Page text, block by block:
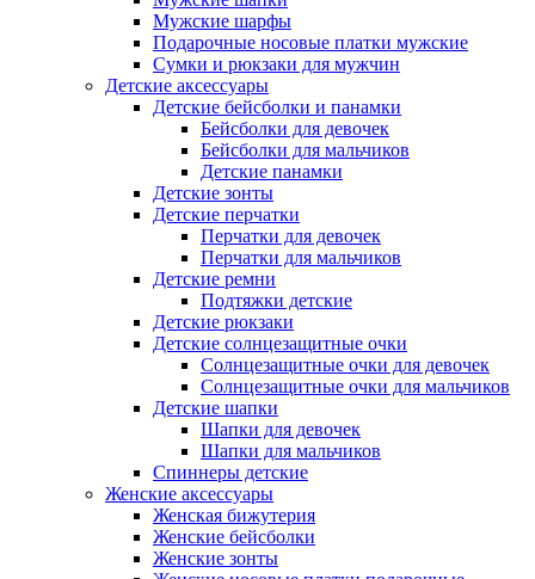
Мужские шарфы
Подарочные носовые платки мужские
Сумки и рюкзаки для мужчин
Детские аксессуары
Детские бейсболки и панамки
Бейсболки для девочек
Бейсболки для мальчиков
Детские панамки
Детские зонты
Детские перчатки
Перчатки для девочек
Перчатки для мальчиков
Детские ремни
Подтяжки детские
Детские рюкзаки
Детские солнцезащитные очки
Солнцезащитные очки для девочек
Солнцезащитные очки для мальчиков
Детские шапки
Шапки для девочек
Шапки для мальчиков
Спиннеры детские
Женские аксессуары
Женская бижутерия
Женские бейсболки
Женские зонты